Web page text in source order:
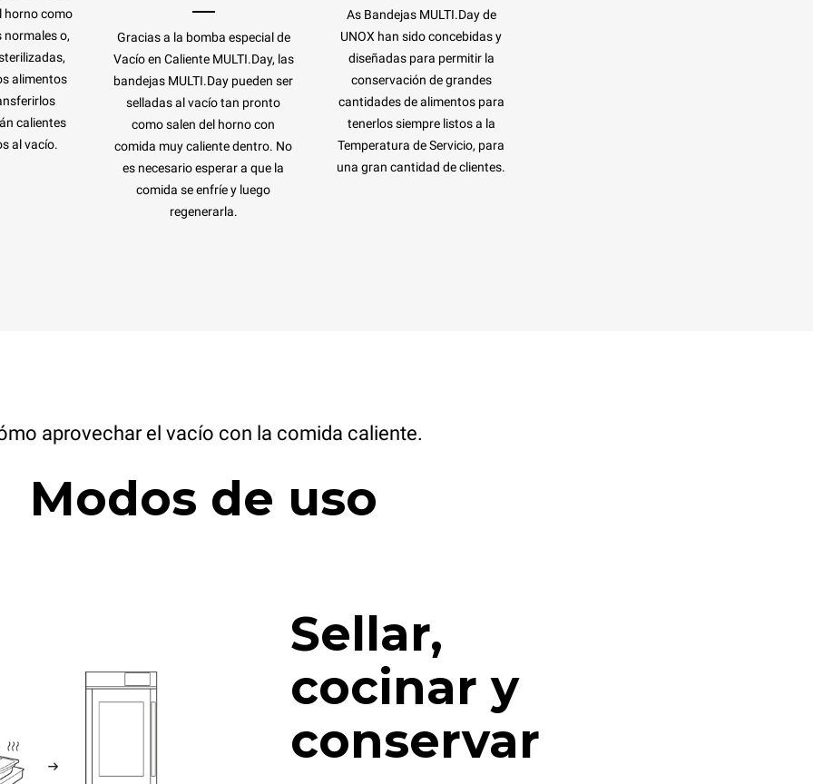
horno como
o,
alimentos
calientes
al vacío.
Gracias a la bomba especial de
Vacío en Caliente MULTI.Day, las
bandejas MULTI.Day pueden ser
selladas al vacío tan pronto
como salen del horno con
comida muy caliente dentro. No
es necesario esperar a que la
comida se enfríe y luego
regenerarla.
As Bandejas MULTI.Day de
UNOX han sido concebidas y
diseñadas para permitir la
conservación de grandes
cantidades de alimentos para
tenerlos siempre listos a la
Temperatura de Servicio, para
una gran cantidad de clientes.
aprovechar el vacío con la comida caliente.
Modos de uso
Sellar,
cocinar y
conservar